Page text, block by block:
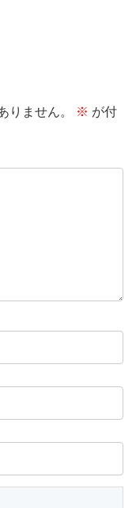
りません。 ※ が付